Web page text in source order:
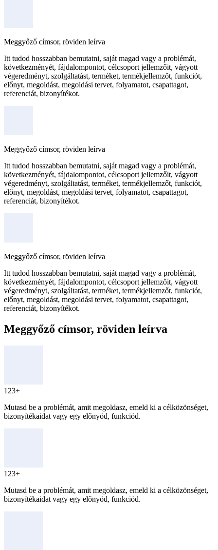
Meggyőző címsor, röviden leírva
Itt tudod hosszabban bemutatni, saját magad vagy a problémát,
következményét, fájdalompontot, célcsoport jellemzőit, vágyott
végeredményt, szolgáltatást, terméket, termékjellemzőt, funkciót,
előnyt, megoldást, megoldási tervet, folyamatot, csapattagot,
referenciát, bizonyítékot.
Meggyőző címsor, röviden leírva
Itt tudod hosszabban bemutatni, saját magad vagy a problémát,
következményét, fájdalompontot, célcsoport jellemzőit, vágyott
végeredményt, szolgáltatást, terméket, termékjellemzőt, funkciót,
előnyt, megoldást, megoldási tervet, folyamatot, csapattagot,
referenciát, bizonyítékot.
Meggyőző címsor, röviden leírva
Itt tudod hosszabban bemutatni, saját magad vagy a problémát,
következményét, fájdalompontot, célcsoport jellemzőit, vágyott
végeredményt, szolgáltatást, terméket, termékjellemzőt, funkciót,
előnyt, megoldást, megoldási tervet, folyamatot, csapattagot,
referenciát, bizonyítékot.
Meggyőző címsor, röviden leírva
123+
Mutasd be a problémát, amit megoldasz, emeld ki a célközönséget,
bizonyítékaidat vagy egy előnyöd, funkciód.
123+
Mutasd be a problémát, amit megoldasz, emeld ki a célközönséget,
bizonyítékaidat vagy egy előnyöd, funkciód.